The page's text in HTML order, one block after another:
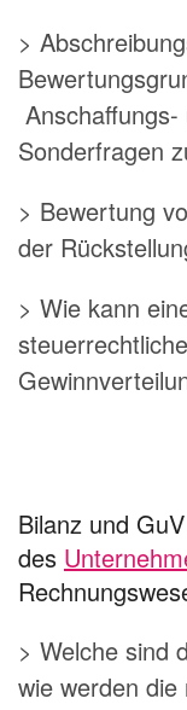
>
Sonderfragen
> Bewertung
der
> Wie kann
Bilanz und
des
> Welche sind
wie werden